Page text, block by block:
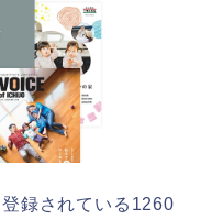
録されている1260